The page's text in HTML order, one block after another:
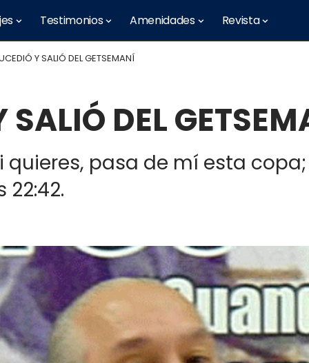
Testimonios Amenidades Revista
Y SALIÓ DEL GETSEMANÍ
SALIÓ DEL
quieres, pasa de mí esta